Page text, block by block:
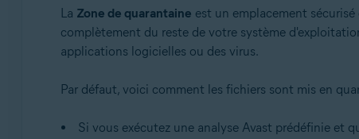
Produits:
Avast Premium Security
Avast Antivirus Gratuit
Windows et macOS
La Zone de quarantaine est un emplacement
complètement du reste de votre système
applications logicielles ou des virus.
Par défaut, voici comment les fichiers sont mis en
Si vous exécutez une analyse Avast prédéfinie et